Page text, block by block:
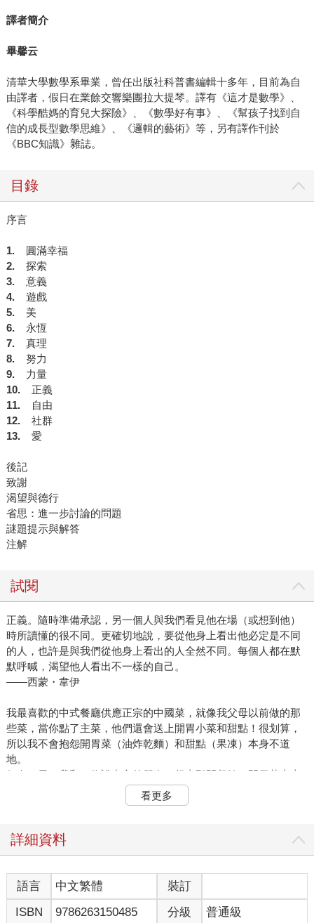
譯者簡介
畢馨云
清華大學數學系畢業，曾任出版社科普書編輯十多年，目前為自
由譯者，假日在業餘交響樂團拉大提琴。譯有《這才是數學》、
《科學酷媽的育兒大探險》、《數學好有事》、《幫孩子找到自
信的成長型數學思維》、《邏輯的藝術》等，另有譯作刊於
《BBC知識》雜誌。
目錄
序言
1.
圓滿幸福
2.探索
3.
意義
4.遊戲
5.
美
6.
永恆
7.
真理
8.
努力
9.
力量
10.正義
11.自由
12.
社群
13.愛
後記
致謝
渴望與德行
省思：進一步討論的問題
謎題提示與解答
注解
試閱
正義。隨時準備承認，另一個人與我們看見他在場（或想到他）
時所讀懂的很不同。更確切地說，要從他身上看出他必定是不同
的人，也許是與我們從他身上看出的人全然不同。每個人都在默
默呼喊，渴望他人看出不一樣的自己。
――西蒙・韋伊
我最喜歡的中式餐廳供應正宗的中國菜，就像我父母以前做的那
些菜，當你點了主菜，他們還會送上開胃小菜和甜點！很划算，
所以我不會抱怨開胃菜（油炸乾麵）和甜點（果凍）本身不道
地。
但有一天，我和一位說中文的朋友一起去那間餐館。開胃菜上來
了，不是油炸乾麵，而是美味可口的醃黃瓜。然而我的朋友剛才
並沒有提什麼特別的要求，還有，最後端來的甜點居然是紅豆湯
我開始看出一個模式：當我和非亞裔的朋友一起去，我會吃到油
後來我注意到，我的華裔朋友還拿到全然不同的菜單（私房菜
單），上頭有更道地的菜色。我環顧整間餐廳，注意到一個古怪
的景象：並肩坐在同一個空間裡的人有截然不同的體驗，非亞洲
看更多
詳細資料
語言 中文繁體
裝訂
ISBN
9786263150485 分級 普通級